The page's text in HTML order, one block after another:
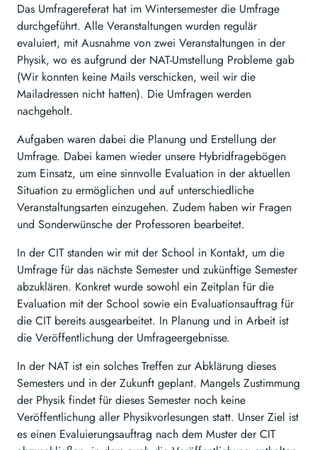
Das Umfragereferat hat im Wintersemester die Umfrage
durchgeführt. Alle Veranstaltungen wurden regulär
evaluiert, mit Ausnahme von zwei Veranstaltungen in der
Physik, wo es aufgrund der NAT-Umstellung Probleme gab
(Wir konnten keine Mails verschicken, weil wir die
Mailadressen nicht hatten). Die Umfragen werden
nachgeholt.
Aufgaben waren dabei die Planung und Erstellung der
Umfrage. Dabei kamen wieder unsere Hybridfragebögen
zum Einsatz, um eine sinnvolle Evaluation in der aktuellen
Situation zu ermöglichen und auf unterschiedliche
Veranstaltungsarten einzugehen. Zudem haben wir Fragen
und Sonderwünsche der Professoren bearbeitet.
In der CIT standen wir mit der School in Kontakt, um die
Umfrage für das nächste Semester und zukünftige Semester
abzuklären. Konkret wurde sowohl ein Zeitplan für die
Evaluation mit der School sowie ein Evaluationsauftrag für
die CIT bereits ausgearbeitet. In Planung und in Arbeit ist
die Veröffentlichung der Umfrageergebnisse.
In der NAT ist ein solches Treffen zur Abklärung dieses
Semesters und in der Zukunft geplant. Mangels Zustimmung
der Physik findet für dieses Semester noch keine
Veröffentlichung aller Physikvorlesungen statt. Unser Ziel ist
es einen Evaluierungsauftrag nach dem Muster der CIT